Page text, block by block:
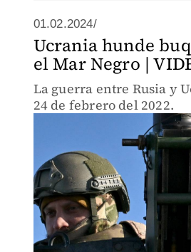
01.02.2024/
Ucrania hunde
el Mar Negro |
La guerra entre Rusia y
24 de febrero del 2022.